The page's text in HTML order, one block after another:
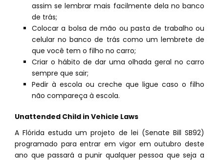
assim se lembrar mais facilmente dela no banco
de trás;
Colocar a bolsa de mão ou pasta de trabalho ou
celular no banco de trás como um lembrete de
que você tem o filho no carro;
Criar o hábito de dar uma olhada geral no carro
sempre que sair;
Pedir à escola ou creche que ligue caso o filho
não compareça à escola.
Unattended Child in Vehicle Laws
A Flórida estuda um projeto de lei (Senate Bill SB92)
programado para entrar em vigor em outubro deste
ano que passará a punir qualquer pessoa que seja a